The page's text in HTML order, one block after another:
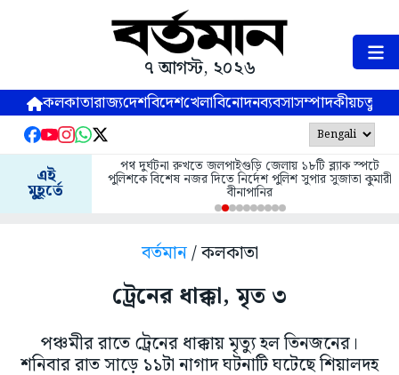
৭ আগস্ট, ২০২৬
কলকাতারাজ্যদেশবিদেশখেলাবিনোদনব্যবসাসম্পাদকীয়
এই
মুহূর্তে
পথ দুর্ঘটনা রুখতে জলপাইগুড়ি জেলায় ১৮টি ব্ল্যাক স্পটে
পুলিশকে বিশেষ নজর দিতে নির্দেশ পুলিশ সুপার সুজাতা কুমারী
বীনাপানির
বর্তমান/ কলকাতা
ট্রেনের ধাক্কা, মৃত ৩
পঞ্চমীর রাতে ট্রেনের ধাক্কায় মৃত্যু হল তিনজনের।
শনিবার রাত সাড়ে ১১টা নাগাদ ঘটনাটি ঘটেছে শিয়ালদহ